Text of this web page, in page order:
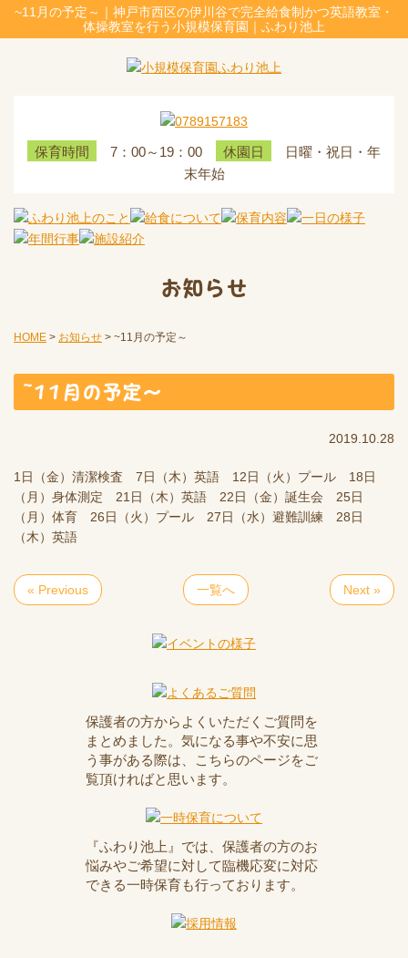
~11月の予定～｜神戸市西区の伊川谷で完全給食制かつ英語教室・
体操教室を行う小規模保育園｜ふわり池上
保育時間 7：00～19：00 休園日
日曜・祝日・年
末年始
お知らせ
HOME > お知らせ > ~11月の予定～
~11月の予定～
2019.10.28
1日（金）清潔検査 7日（木）英語 12日（火）プール 18日
（月）身体測定 21日（木）英語 22日（金）誕生会 25日
（月）体育 26日（火）プール 27日（水）避難訓練 28日
（木）英語
« Previous 一覧へ Next »
保護者の方からよくいただくご質問を
まとめました。気になる事や不安に思
う事がある際は、こちらのページをご
覧頂ければと思います。
『ふわり池上』では、保護者の方のお
悩みやご希望に対して臨機応変に対応
できる一時保育も行っております。